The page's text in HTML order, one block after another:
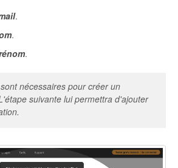
.
.
.
nécessaires pour créer un
suivante lui permettra d'ajouter